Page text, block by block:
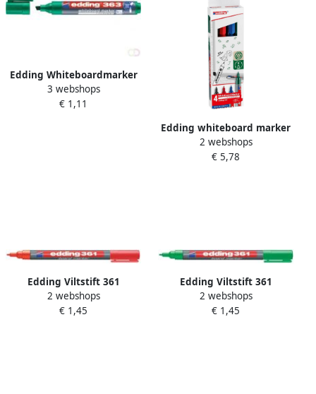
Edding Whiteboardmarker
363 schuin 1-5mm groen
3 webshops
€ 1,11
Edding whiteboard marker
E-361 geassorteerde
kleuren blister van 4 stuks
2 webshops
€ 5,78
Edding Viltstift 361
whiteboard rond rood 1mm
2 webshops
€ 1,45
Edding Viltstift 361
whiteboard rond groen
1mm
2 webshops
€ 1,45